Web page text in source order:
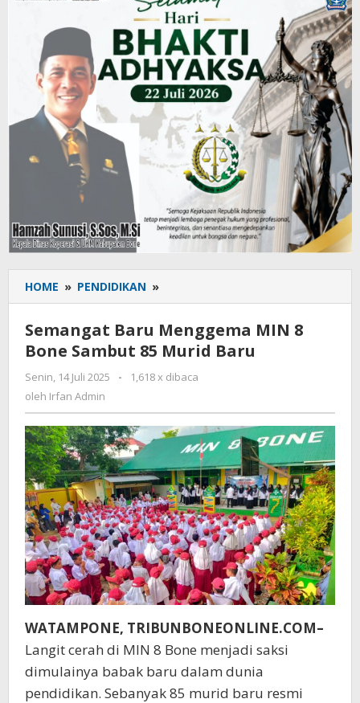
HOME » PENDIDIKAN »
Baru
MIN
8
Bone
Baru
Semangat Baru Menggema MIN 8
Bone Sambut 85 Murid Baru
Senin, 14 Juli 2025
oleh
-
1,618 x dibaca
oleh Irfan Admin
WATAMPONE, TRIBUNBONEONLINE.COM–
Langit cerah di MIN 8 Bone menjadi saksi
dimulainya babak baru dalam dunia
pendidikan. Sebanyak 85 murid baru resmi